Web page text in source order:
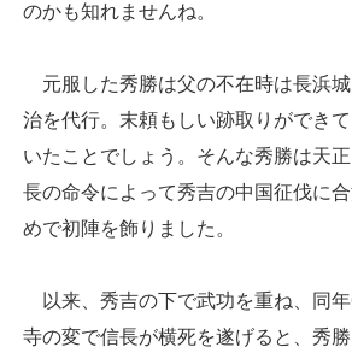
のかも知れませんね。
元服した秀勝は父の不在時は長浜
治を代行。末頼もしい跡取りができ
いたことでしょう。そんな秀勝は天
長の命令によって秀吉の中国征伐に
めで初陣を飾りました。
以来、秀吉の下で武功を重ね、同
寺の変で信長が横死を遂げると、秀